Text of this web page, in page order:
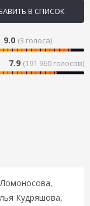
В СПИСОК
9.0 (3 голоса)
7.9 (191 960 голосов)
Кудряшова,